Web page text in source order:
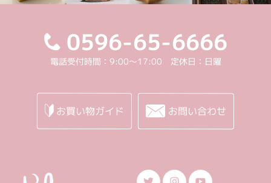
0596-65-6666
電話受付時間：9:00～17:00 定休日：日曜
お買い物ガイド お問い合わせ